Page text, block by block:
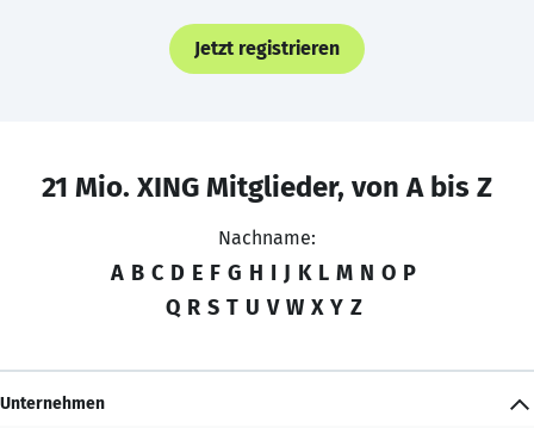
Jetzt registrieren
21 Mio. XING Mitglieder, von A bis Z
Nachname:
A B C D E F G H I J K L M N O P
Q R S T U V W X Y Z
Unternehmen